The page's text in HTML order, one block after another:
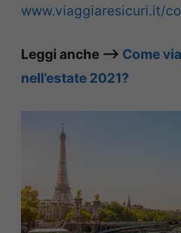
www.viaggiaresicuri.it/
Leggi anche –> Come
nell’estate 2021?